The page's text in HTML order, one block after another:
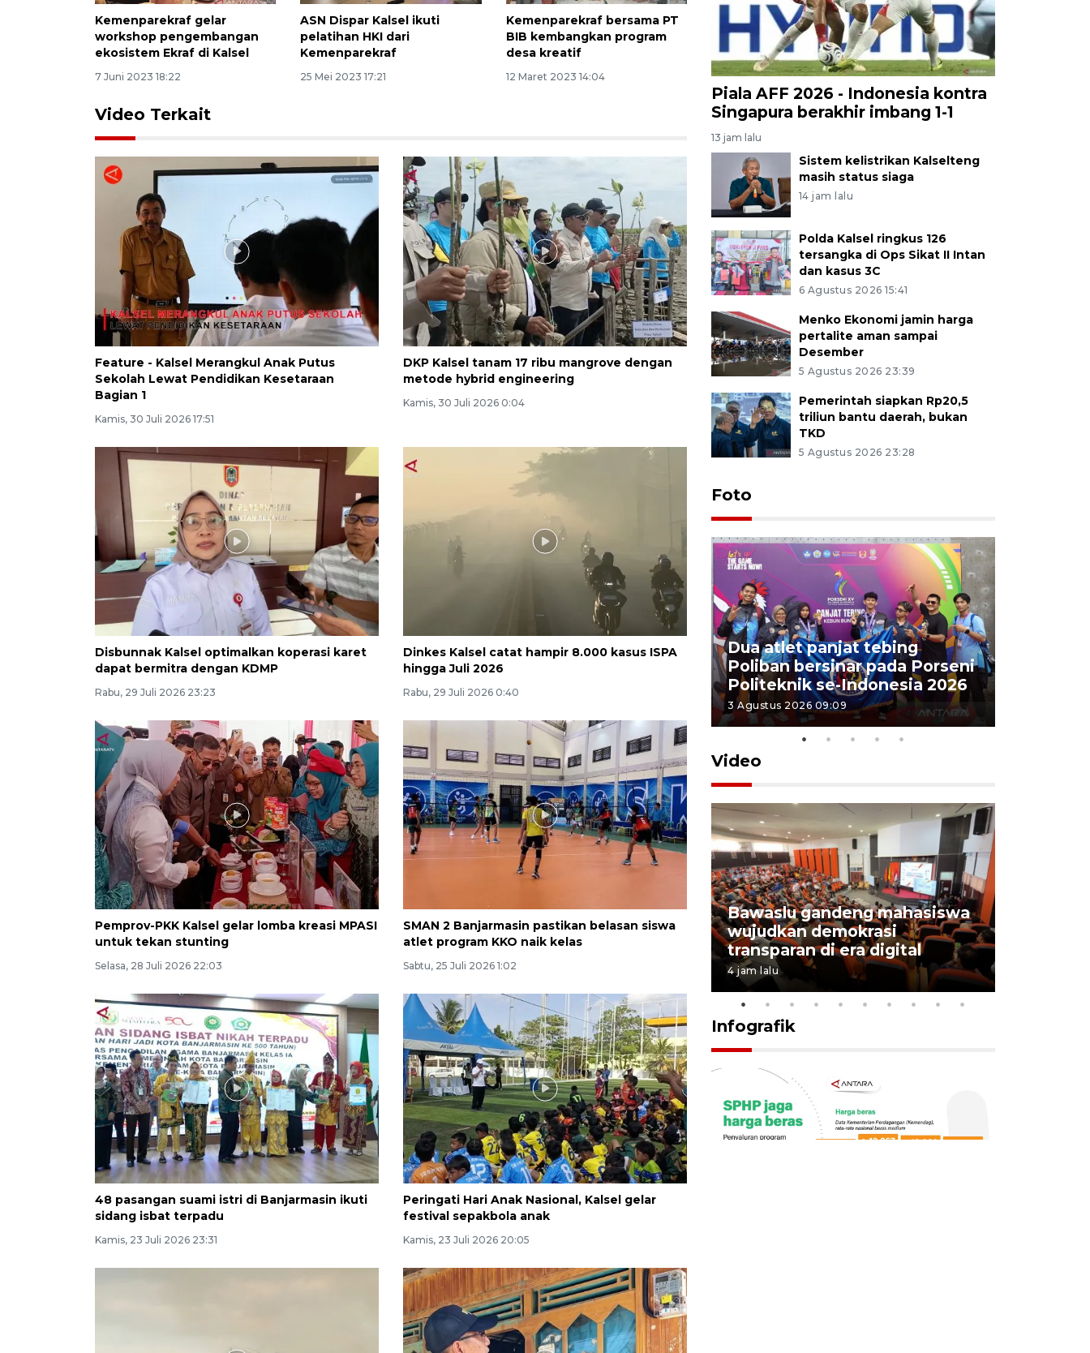
Kemenparekraf gelar
workshop pengembangan
ekosistem Ekraf di Kalsel
7 Juni 2023 18:22
ASN Dispar Kalsel ikuti
pelatihan HKI dari
Kemenparekraf
25 Mei 2023 17:21
Kemenparekraf bersama PT
BIB kembangkan program
desa kreatif
12 Maret 2023 14:04
Video Terkait
Feature - Kalsel Merangkul Anak Putus
Sekolah Lewat Pendidikan Kesetaraan
Bagian 1
Kamis, 30 Juli 2026 17:51
DKP Kalsel tanam 17 ribu mangrove dengan
metode hybrid engineering
Kamis, 30 Juli 2026 0:04
Disbunnak Kalsel optimalkan koperasi karet
dapat bermitra dengan KDMP
Rabu, 29 Juli 2026 23:23
Dinkes Kalsel catat hampir 8.000 kasus ISPA
hingga Juli 2026
Rabu, 29 Juli 2026 0:40
Pemprov-PKK Kalsel gelar lomba kreasi MPASI
untuk tekan stunting
Selasa, 28 Juli 2026 22:03
SMAN 2 Banjarmasin pastikan belasan siswa
atlet program KKO naik kelas
Sabtu, 25 Juli 2026 1:02
48 pasangan suami istri di Banjarmasin ikuti
sidang isbat terpadu
Kamis, 23 Juli 2026 23:31
Peringati Hari Anak Nasional, Kalsel gelar
festival sepakbola anak
Kamis, 23 Juli 2026 20:05
Piala AFF 2026 - Indonesia kontra
Singapura berakhir imbang 1-1
13 jam lalu
Sistem kelistrikan Kalselteng
masih status siaga
14 jam lalu
Polda Kalsel ringkus 126
tersangka di Ops Sikat II Intan
dan kasus 3C
6 Agustus 2026 15:41
Menko Ekonomi jamin harga
pertalite aman sampai
Desember
5 Agustus 2026 23:39
Pemerintah siapkan Rp20,5
triliun bantu daerah, bukan
TKD
5 Agustus 2026 23:28
Foto
Ketua DPRD Syahrial hadiri
pembukaan Turnamen Sepak
Bola Usia Dini
Dua atlet panjat tebing
Poliban bersinar pada Porseni
Politeknik se-Indonesia 2026
3 Agustus 2026 09:09
Video
Anak Putus Sekolah Lewat
Pendidikan Kesetaraan
Bagian 2
30 Juli 2026 17:53
Bawaslu gandeng mahasiswa
wujudkan demokrasi
transparan di era digital
4 jam lalu
Infografik